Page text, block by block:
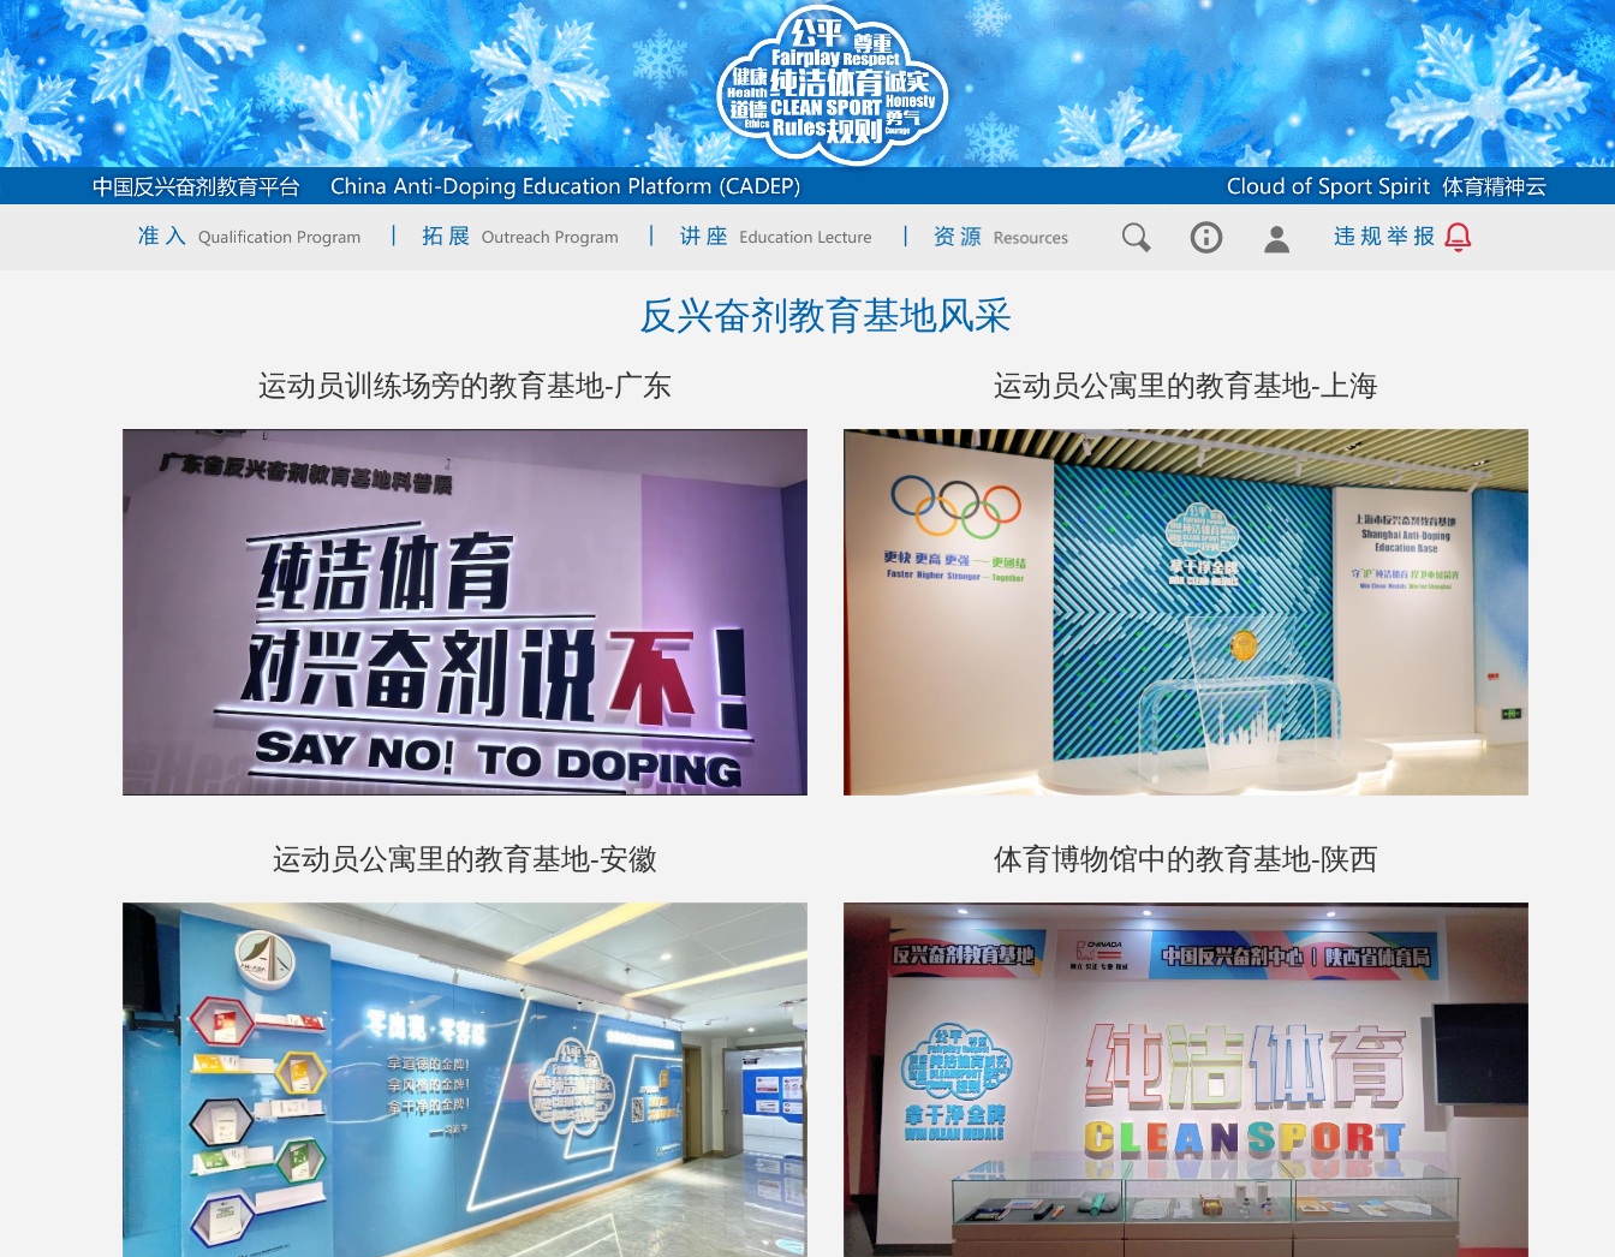
反兴奋剂教育基地风采
运动员训练场旁的教育基地-广东 运动员公寓里的教育基地-上海
运动员公寓里的教育基地-安徽 体育博物馆中的教育基地-陕西